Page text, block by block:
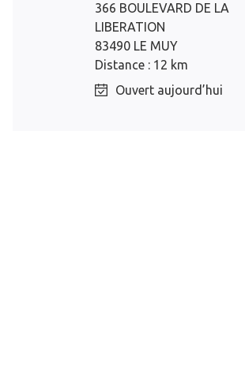
366 BOULEVARD DE LA
LIBERATION
83490 LE MUY
Distance : 12 km
Ouvert aujourd’hui